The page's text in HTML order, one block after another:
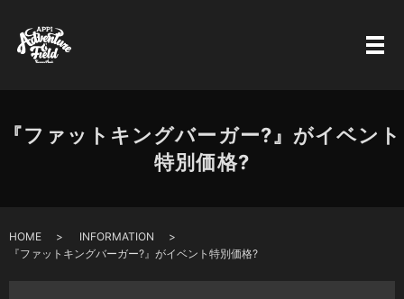
『ファットキングバーガー?』がイベント
特別価格?
HOME
INFORMATION
『ファットキングバーガー?』がイベント特別価格?